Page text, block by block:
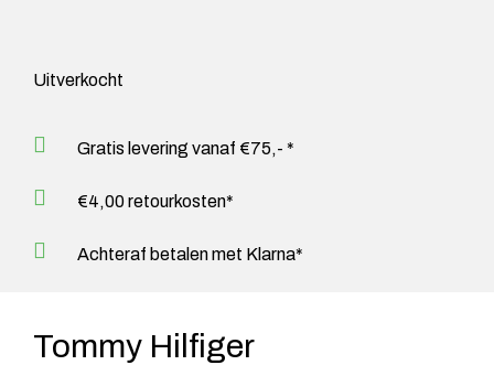
Uitverkocht
Gratis levering vanaf €75,- *
€4,00 retourkosten*
Achteraf betalen met Klarna*
Tommy Hilfiger